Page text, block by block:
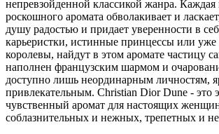
непревзойденной классикой жанра. Каждая
роскошного аромата обволакивает и
душу радостью и придает уверенности в
карьеристки, истинные принцессы или
королевы, найдут в этом аромате частицу
наполнен французским шармом и
доступно лишь неординарным личностям,
привлекательным. Christian Dior Dune - это
чувственный аромат для настоящих
соблазнительных и нежных, трепетных и